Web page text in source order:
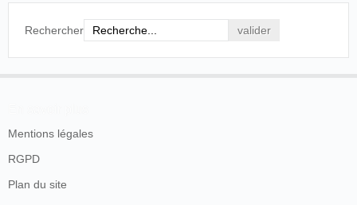
Rechercher
Mentions légales
RGPD
Plan du site